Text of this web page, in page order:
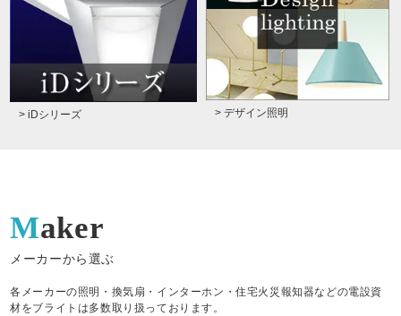
> iDシリーズ > デザイン照明
Maker
メーカーから選ぶ
各メーカーの照明・換気扇・インターホン・住宅火災報知器などの電設資
材をブライトは多数取り扱っております。